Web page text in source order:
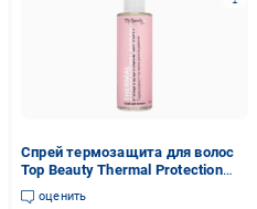
Спрей термозащита для волос
Top Beauty Thermal Protection
Spray 100 мл
оценить